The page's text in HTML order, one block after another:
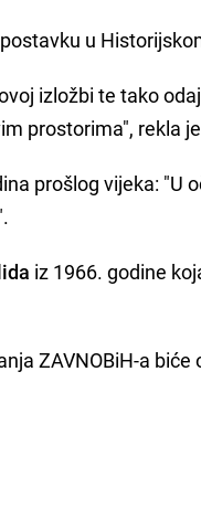
u
izložbi te tako
prostorima", rekla
prošlog vijeka: "U
iz 1966. godine
ZAVNOBiH-a biće